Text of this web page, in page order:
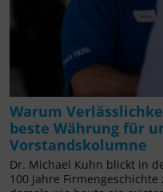
Warum
beste Währung für
Vorstandskolumne
Dr. Michael Kuhn blickt in
100 Jahre